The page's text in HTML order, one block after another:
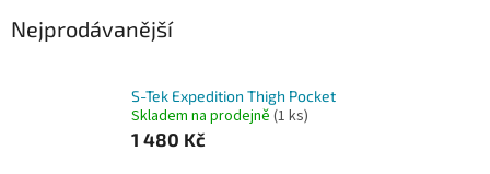
Nejprodávanější
S-Tek Expedition Thigh Pocket
Skladem na prodejně (1 ks)
1 480 Kč